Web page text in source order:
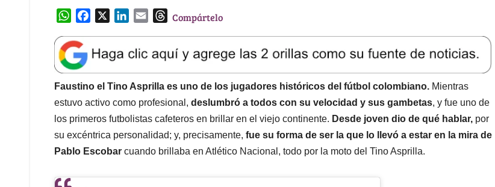
W
a
t
s
A
p
p
e
b
o
o
k
k
e
d
I
n
l
T
e
a
d
s
Compártelo
Faustino el Tino Asprilla es uno de los jugadores históricos del fútbol colombiano. Mientras
estuvo activo como profesional, deslumbró a todos con su velocidad y sus gambetas, y fue uno de
los primeros futbolistas cafeteros en brillar en el viejo continente. Desde joven dio de qué hablar, por
su excéntrica personalidad; y, precisamente, fue su forma de ser la que lo llevó a estar en la mira de
Pablo Escobar cuando brillaba en Atlético Nacional, todo por la moto del Tino Asprilla.